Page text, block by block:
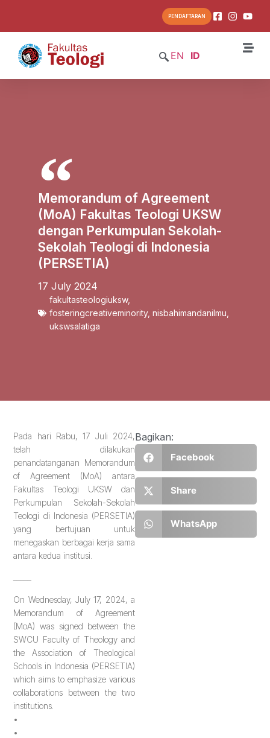
PENDAFTARAN
EN ID
Memorandum of Agreement
(MoA) Fakultas Teologi UKSW
dengan Perkumpulan Sekolah-
Sekolah Teologi di Indonesia
(PERSETIA)
17 July 2024
fakultasteologiuksw,
fosteringcreativeminority, nisbahimandanilmu
ukswsalatiga
Pada hari Rabu, 17 Juli 2024,
telah dilakukan
penandatanganan Memorandum
of Agreement (MoA) antara
Fakultas Teologi UKSW dan
Perkumpulan Sekolah-Sekolah
Teologi di Indonesia (PERSETIA)
yang bertujuan untuk
menegaskan berbagai kerja sama
antara kedua institusi.
On Wednesday, July 17, 2024, a
Memorandum of Agreement
(MoA) was signed between the
SWCU Faculty of Theology and
the Association of Theological
Schools in Indonesia (PERSETIA)
which aims to emphasize various
collaborations between the two
institutions.
•
•
Bagikan:
Facebook
Share
WhatsApp